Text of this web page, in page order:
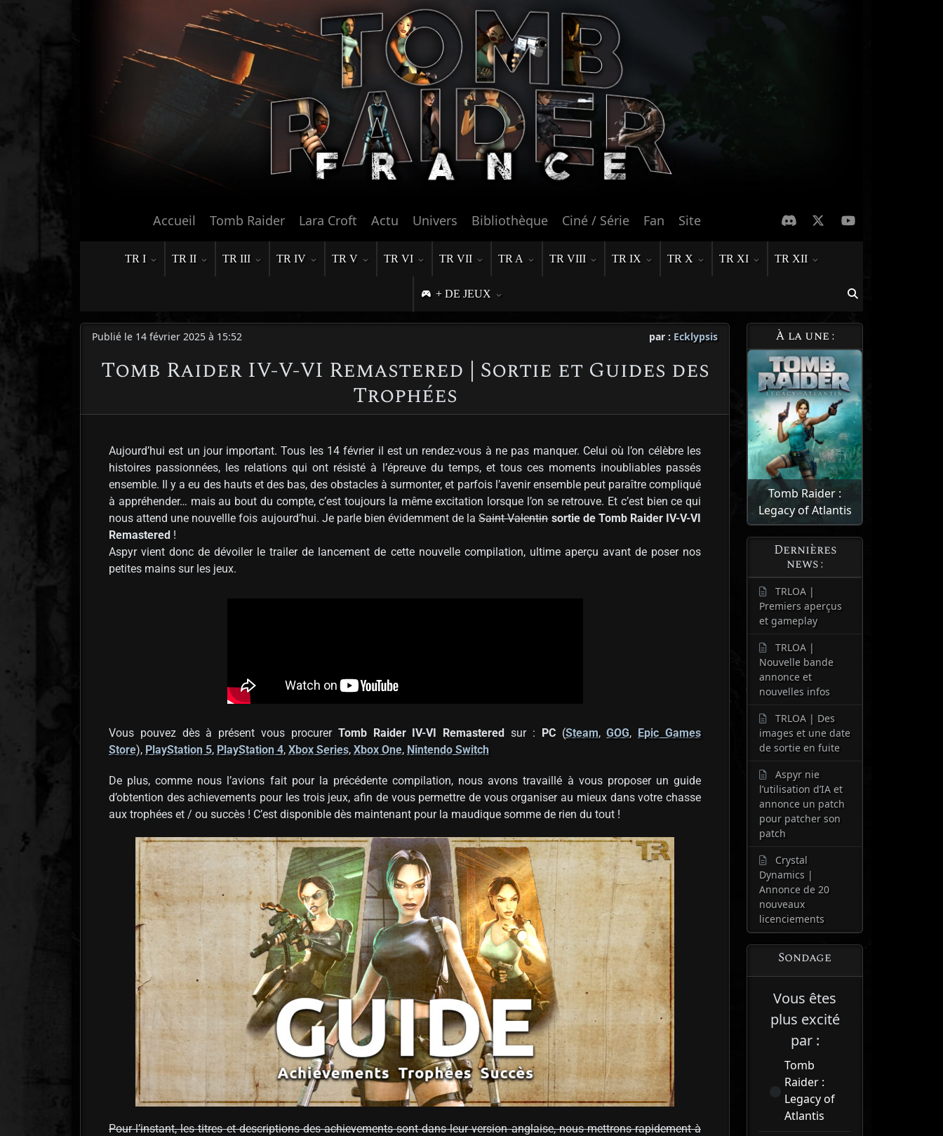
Accueil Tomb Raider Lara Croft Actu Univers Bibliothèque Ciné / Série Fan Site
TR I TR II TR III TR IV TR V TR VI TR VII TR A TR VIII TR IX TR X TR XI TR XII
+ DE JEUX
Publié le 14 février 2025 à 15:52 par : Ecklypsis
Tomb Raider IV-V-VI Remastered | Sortie et Guides des
Trophées
Aujourd’hui est un jour important. Tous les 14 février il est un rendez-vous à ne pas manquer. Celui où l’on célèbre les
histoires passionnées, les relations qui ont résisté à l’épreuve du temps, et tous ces moments inoubliables passés
ensemble. Il y a eu des hauts et des bas, des obstacles à surmonter, et parfois l’avenir ensemble peut paraître compliqué
à appréhender… mais au bout du compte, c’est toujours la même excitation lorsque l’on se retrouve. Et c’est bien ce qui
nous attend une nouvellle fois aujourd’hui. Je parle bien évidemment de laSaint Valentin sortie de Tomb Raider IV-V-VI
Remastered !
Aspyr vient donc de dévoiler le trailer de lancement de cette nouvelle compilation, ultime aperçu avant de poser nos
petites mains sur les jeux.
Vous pouvez dès à présent vous procurer Tomb Raider IV-VI Remastered sur : PC(Steam,GOG, Epic Games
Store), PlayStation 5, PlayStation 4, Xbox Series, Xbox One, Nintendo Switch
De plus, comme nous l’avions fait pour la précédente compilation, nous avons travaillé à vous proposer un guide
d’obtention des achievements pour les trois jeux, afin de vous permettre de vous organiser au mieux dans votre chasse
aux trophées et / ou succès ! C’est disponible dès maintenant pour la maudique somme de rien du tout !
Pour l’instant, les titres et descriptions des achievements sont dans leur version anglaise, nous mettrons rapidement à
À la une :
Tomb Raider :
Legacy of Atlantis
Dernières
news :
TRLOA |
Premiers aperçus
et gameplay
TRLOA |
Nouvelle bande
annonce et
nouvelles infos
TRLOA | Des
images et une date
de sortie en fuite
Aspyr nie
l’utilisation d’IA et
annonce un patch
pour patcher son
patch
Crystal
Dynamics |
Annonce de 20
nouveaux
licenciements
Sondage
Vous êtes
plus excité
par :
Tomb
Raider :
Legacy of
Atlantis